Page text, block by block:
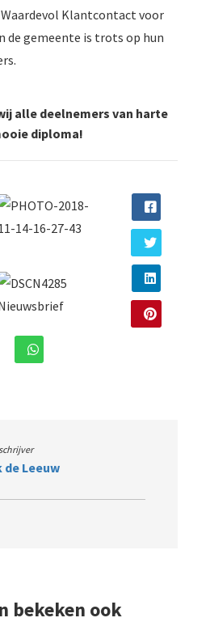
Klantcontact voor
de gemeente is trots op hun
alle deelnemers van harte
diploma!
de Leeuw
bekeken ook